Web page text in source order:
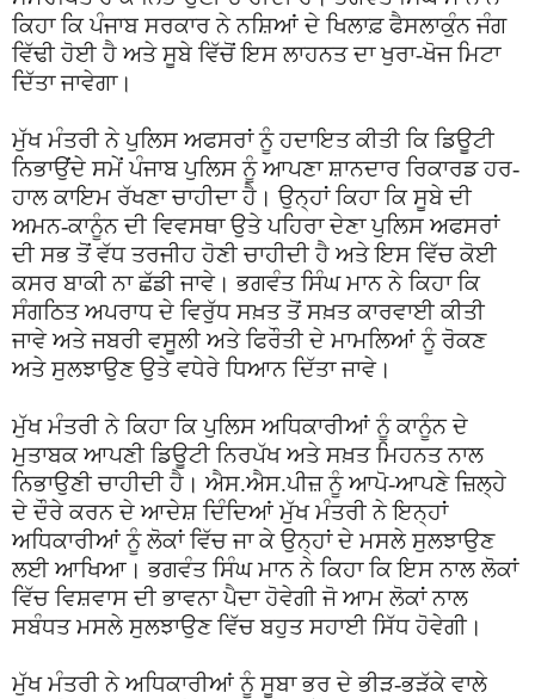
ਕਿਹਾ ਕਿ ਪੰਜਾਬ ਸਰਕਾਰ ਨੇ ਨਸ਼ਿਆਂ ਦੇ ਖਿਲਾਫ਼ ਫੈਸਲਾਕੁੰਨ ਜੰਗ
ਵਿੱਢੀ ਹੋਈ ਹੈ ਅਤੇ ਸੂਬੇ ਵਿੱਚੋਂ ਇਸ ਲਾਹਨਤ ਦਾ ਖੁਰਾ-ਖੋਜ ਮਿਟਾ
ਦਿੱਤਾ ਜਾਵੇਗਾ।
ਮੁੱਖ ਮੰਤਰੀ ਨੇ ਪੁਲਿਸ ਅਫਸਰਾਂ ਨੂੰ ਹਦਾਇਤ ਕੀਤੀ ਕਿ ਡਿਊਟੀ
ਨਿਭਾਉਂਦੇ ਸਮੇਂ ਪੰਜਾਬ ਪੁਲਿਸ ਨੂੰ ਆਪਣਾ ਸ਼ਾਨਦਾਰ ਰਿਕਾਰਡ ਹਰ-
ਹਾਲ ਕਾਇਮ ਰੱਖਣਾ ਚਾਹੀਦਾ ਹੈ। ਉਨ੍ਹਾਂ ਕਿਹਾ ਕਿ ਸੂਬੇ ਦੀ
ਅਮਨ-ਕਾਨੂੰਨ ਦੀ ਵਿਵਸਥਾ ਉਤੇ ਪਹਿਰਾ ਦੇਣਾ ਪੁਲਿਸ ਅਫਸਰਾਂ
ਦੀ ਸਭ ਤੋਂ ਵੱਧ ਤਰਜੀਹ ਹੋਣੀ ਚਾਹੀਦੀ ਹੈ ਅਤੇ ਇਸ ਵਿੱਚ ਕੋਈ
ਕਸਰ ਬਾਕੀ ਨਾ ਛੱਡੀ ਜਾਵੇ। ਭਗਵੰਤ ਸਿੰਘ ਮਾਨ ਨੇ ਕਿਹਾ ਕਿ
ਸੰਗਠਿਤ ਅਪਰਾਧ ਦੇ ਵਿਰੁੱਧ ਸਖ਼ਤ ਤੋਂ ਸਖ਼ਤ ਕਾਰਵਾਈ ਕੀਤੀ
ਜਾਵੇ ਅਤੇ ਜਬਰੀ ਵਸੂਲੀ ਅਤੇ ਫਿਰੌਤੀ ਦੇ ਮਾਮਲਿਆਂ ਨੂੰ ਰੋਕਣ
ਅਤੇ ਸੁਲਝਾਉਣ ਉਤੇ ਵਧੇਰੇ ਧਿਆਨ ਦਿੱਤਾ ਜਾਵੇ।
ਮੁੱਖ ਮੰਤਰੀ ਨੇ ਕਿਹਾ ਕਿ ਪੁਲਿਸ ਅਧਿਕਾਰੀਆਂ ਨੂੰ ਕਾਨੂੰਨ ਦੇ
ਮੁਤਾਬਕ ਆਪਣੀ ਡਿਊਟੀ ਨਿਰਪੱਖ ਅਤੇ ਸਖ਼ਤ ਮਿਹਨਤ ਨਾਲ
ਨਿਭਾਉਣੀ ਚਾਹੀਦੀ ਹੈ। ਐਸ.ਐਸ.ਪੀਜ਼ ਨੂੰ ਆਪੋ-ਆਪਣੇ ਜ਼ਿਲ੍ਹੇ
ਦੇ ਦੌਰੇ ਕਰਨ ਦੇ ਆਦੇਸ਼ ਦਿੰਦਿਆਂ ਮੁੱਖ ਮੰਤਰੀ ਨੇ ਇਨ੍ਹਾਂ
ਅਧਿਕਾਰੀਆਂ ਨੂੰ ਲੋਕਾਂ ਵਿੱਚ ਜਾ ਕੇ ਉਨ੍ਹਾਂ ਦੇ ਮਸਲੇ ਸੁਲਝਾਉਣ
ਲਈ ਆਖਿਆ। ਭਗਵੰਤ ਸਿੰਘ ਮਾਨ ਨੇ ਕਿਹਾ ਕਿ ਇਸ ਨਾਲ ਲੋਕਾਂ
ਵਿੱਚ ਵਿਸ਼ਵਾਸ ਦੀ ਭਾਵਨਾ ਪੈਦਾ ਹੋਵੇਗੀ ਜੋ ਆਮ ਲੋਕਾਂ ਨਾਲ
ਸਬੰਧਤ ਮਸਲੇ ਸੁਲਝਾਉਣ ਵਿੱਚ ਬਹੁਤ ਸਹਾਈ ਸਿੱਧ ਹੋਵੇਗੀ।
ਮੁੱਖ ਮੰਤਰੀ ਨੇ ਅਧਿਕਾਰੀਆਂ ਨੂੰ ਸੂਬਾ ਭਰ ਦੇ ਭੀੜ-ਭੜੱਕੇ ਵਾਲੇ